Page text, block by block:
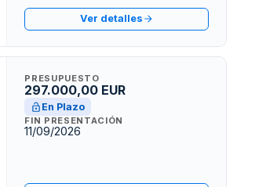
Ver detalles
PRESUPUESTO
297.000,00 EUR
En Plazo
FIN PRESENTACIÓN
11/09/2026